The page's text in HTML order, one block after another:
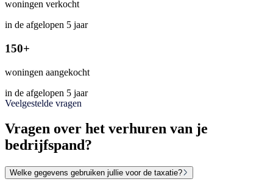
woningen verkocht
in de afgelopen 5 jaar
150+
woningen aangekocht
in de afgelopen 5 jaar
Veelgestelde vragen
Vragen over het verhuren van je
bedrijfspand?
Welke gegevens gebruiken jullie voor de taxatie?